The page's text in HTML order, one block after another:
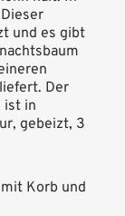
und es gibt
Der
ist in
gebeizt, 3
Korb und